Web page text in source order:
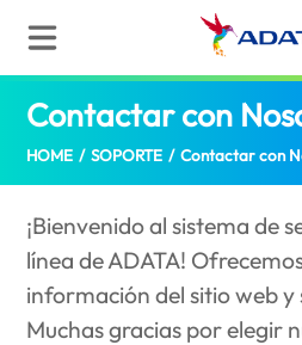
Contactar con
HOME / SOPORTE / Contactar con
¡Bienvenido al sistema de
línea de ADATA!
información del sitio web
Muchas gracias por elegir